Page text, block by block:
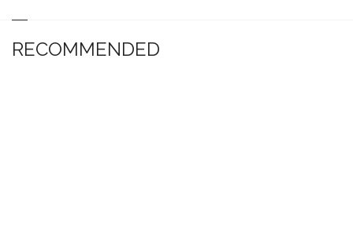
RECOMMENDED